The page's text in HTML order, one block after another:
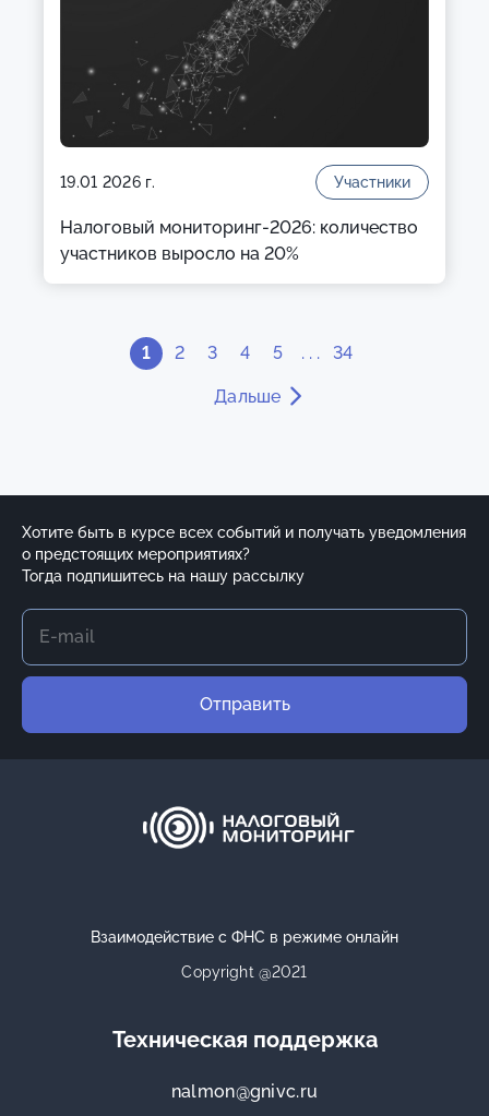
19.01 2026 г. Участники
Налоговый мониторинг-2026: количество
участников выросло на 20%
1 2 3 4 5 . . . 34
Дальше
Хотите быть в курсе всех событий и получать уведомления
о предстоящих мероприятиях?
Тогда подпишитесь на нашу рассылку
Отправить
Взаимодействие с ФНС в режиме онлайн
Copyright @2021
Техническая поддержка
nalmon@gnivc.ru